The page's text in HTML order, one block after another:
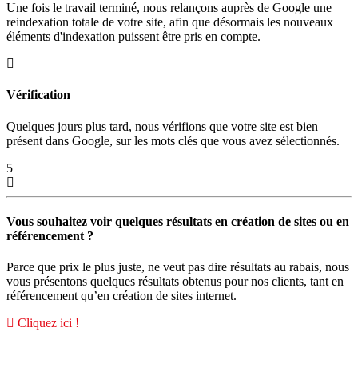
Une fois le travail terminé, nous relançons auprès de Google une
reindexation totale de votre site, afin que désormais les nouveaux
éléments d'indexation puissent être pris en compte.
Vérification
Quelques jours plus tard, nous vérifions que votre site est bien
présent dans Google, sur les mots clés que vous avez sélectionnés.
5
Vous souhaitez voir quelques résultats en création de sites ou en
référencement ?
Parce que prix le plus juste, ne veut pas dire résultats au rabais, nous
vous présentons quelques résultats obtenus pour nos clients, tant en
référencement qu’en création de sites internet.
Cliquez ici !